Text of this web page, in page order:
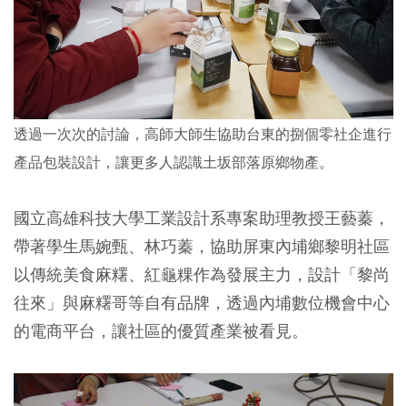
透過一次次的討論，高師大師生協助台東的捌個零社企進行
產品包裝設計，讓更多人認識土坂部落原鄉物產。
國立高雄科技大學工業設計系專案助理教授王藝蓁，
帶著學生馬婉甄、林巧蓁，協助屏東內埔鄉黎明社區
以傳統美食麻糬、紅龜粿作為發展主力，設計「黎尚
往來」與麻糬哥等自有品牌，透過內埔數位機會中心
的電商平台，讓社區的優質產業被看見。